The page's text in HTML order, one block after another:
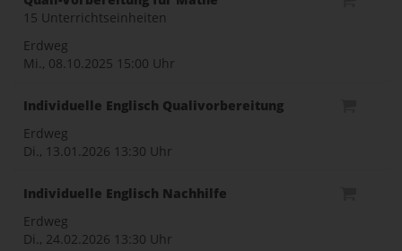
15 Unterrichtseinheiten
Erdweg
Mi., 08.10.2025 15:00 Uhr
Individuelle Englisch Qualivorbereitung
Erdweg
Di., 13.01.2026 13:30 Uhr
Individuelle Englisch Nachhilfe
Erdweg
Di., 24.02.2026 13:30 Uhr